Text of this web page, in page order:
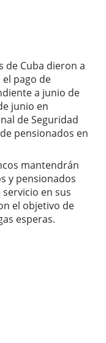
de Cuba dieron a
pago de
a junio de
junio en
de Seguridad
pensionados en
mantendrán
y pensionados
en sus
el objetivo de
esperas.